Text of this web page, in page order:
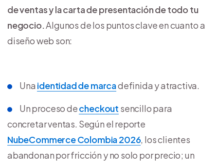
de ventas y la carta de presentación de todo tu
negocio.Algunos de los puntos clave en cuanto a
diseño web son:
Una identidad de marcadefinida y atractiva.
Un proceso decheckout sencillo para
concretar ventas. Según el reporte
NubeCommerce Colombia 2026, los clientes
abandonan por fricción y no solo por precio; un